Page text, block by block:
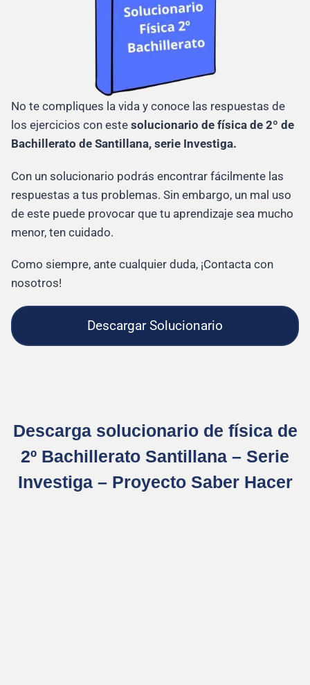
No te compliques la vida y conoce las respuestas de
los ejercicios con este solucionario de física de 2º de
Bachillerato de Santillana, serie Investiga.
Con un solucionario podrás encontrar fácilmente las
respuestas a tus problemas. Sin embargo, un mal uso
de este puede provocar que tu aprendizaje sea mucho
menor, ten cuidado.
Como siempre, ante cualquier duda, ¡Contacta con
nosotros!
Descargar Solucionario
Descarga solucionario de física de
2º Bachillerato Santillana – Serie
Investiga – Proyecto Saber Hacer